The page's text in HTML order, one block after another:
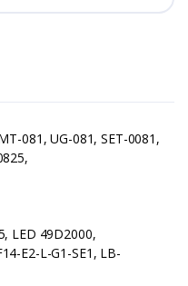
081, UG-081, SET-0081,
LED 49D2000,
E2-L-G1-SE1, LB-